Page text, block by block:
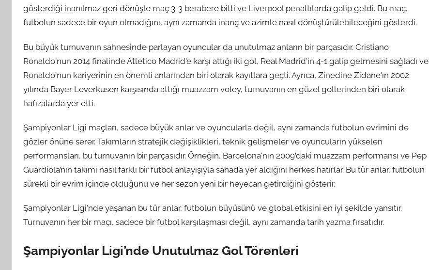
gösterdiği inanılmaz geri dönüşle maç 3-3 berabere bitti ve Liverpool penaltılarda galip geldi. Bu maç,
futbolun sadece bir oyun olmadığını, aynı zamanda inanç ve azimle nasıl dönüştürülebileceğini gösterdi.
Bu büyük turnuvanın sahnesinde parlayan oyuncular da unutulmaz anların bir parçasıdır. Cristiano
Ronaldo'nun 2014 finalinde Atletico Madrid'e karşı attığı iki gol, Real Madrid'in 4-1 galip gelmesini sağladı ve
Ronaldo'nun kariyerinin en önemli anlarından biri olarak kayıtlara geçti. Ayrıca, Zinedine Zidane'ın 2002
yılında Bayer Leverkusen karşısında attığı muazzam voley, turnuvanın en güzel gollerinden biri olarak
hafızalarda yer etti.
Şampiyonlar Ligi maçları, sadece büyük anlar ve oyuncularla değil, aynı zamanda futbolun evrimini de
gözler önüne serer. Takımların stratejik değişiklikleri, teknik gelişmeler ve oyuncuların yükselen
performansları, bu turnuvanın bir parçasıdır. Örneğin, Barcelona'nın 2009’daki muazzam performansı ve Pep
Guardiola’nın takımı nasıl farklı bir futbol anlayışıyla sahada yer aldığını herkes hatırlar. Bu tür anlar, futbolun
sürekli bir evrim içinde olduğunu ve her sezon yeni bir heyecan getirdiğini gösterir.
Şampiyonlar Ligi'nde yaşanan bu tür anlar, futbolun büyüsünü ve global etkisini en iyi şekilde yansıtır.
Turnuvanın her bir maçı, sadece bir futbol karşılaşması değil, aynı zamanda tarih yazma fırsatıdır.
Şampiyonlar Ligi’nde Unutulmaz Gol Törenleri